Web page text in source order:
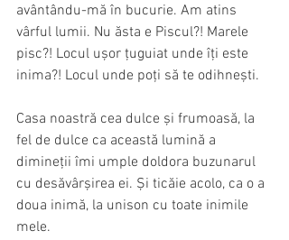
avântându-mă în bucurie. Am atins
vârful lumii. Nu ăsta e Piscul?! Marele
pisc?! Locul ușor țuguiat unde îți este
inima?! Locul unde poți să te odihnești.
Casa noastră cea dulce și frumoasă, la
fel de dulce ca această lumină a
dimineții îmi umple doldora buzunarul
cu desăvârșirea ei. Și ticăie acolo, ca o a
doua inimă, la unison cu toate inimile
mele.